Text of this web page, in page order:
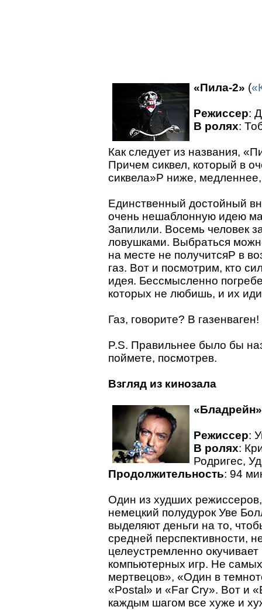
«Пила-2» (
Режиссер:
В ролях:
Как следует из названия,
Причем сиквел, который в
сиквела»P ниже,
Единственный достойный
очень нешаблонную идею
Запилили. Восемь человек
ловушками. Выбраться
на месте не получитсяP в
газ. Вот и посмотрим, кто
идея. Бессмысленно
которых не любишь, и их
Газ, говорите? В газенваген!
P.S. Правильнее было бы
поймете, посмотрев.
Взгляд из кинозала
«Бладрейн»
Режиссер:
В ролях:
Родригес,
Продолжительность: 94
Один из худших
немецкий полудурок Уве
выделяют деньги на то,
средней перспективности,
целеустремленно
компьютерных игр. Не
мертвецов», «Один в
«Postal» и «Far Cry». Вот и
каждым шагом все хуже и